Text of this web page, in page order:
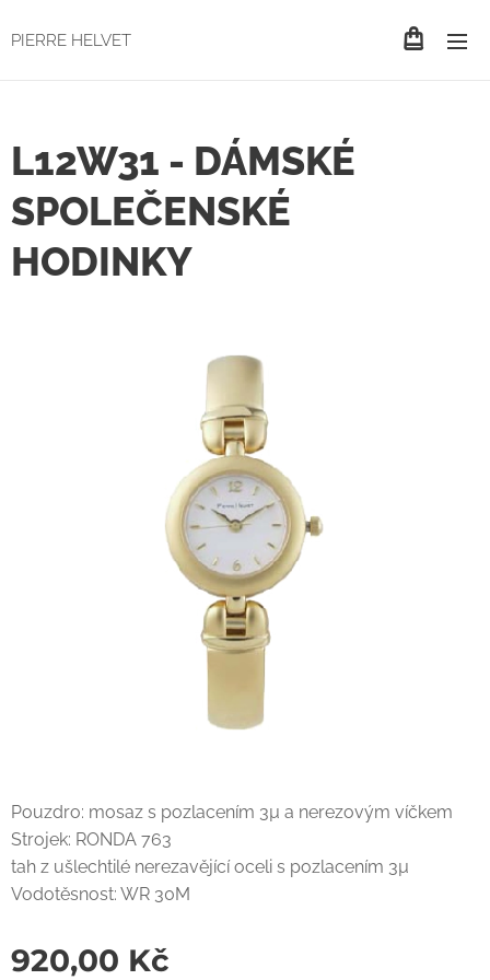
PIERRE HELVET
L12W31 - DÁMSKÉ
SPOLEČENSKÉ
HODINKY
Pouzdro: mosaz s pozlacením 3µ a nerezovým víčkem
Strojek: RONDA 763
tah z ušlechtilé nerezavějící oceli s pozlacením 3µ
Vodotěsnost: WR 30M
920,00 Kč